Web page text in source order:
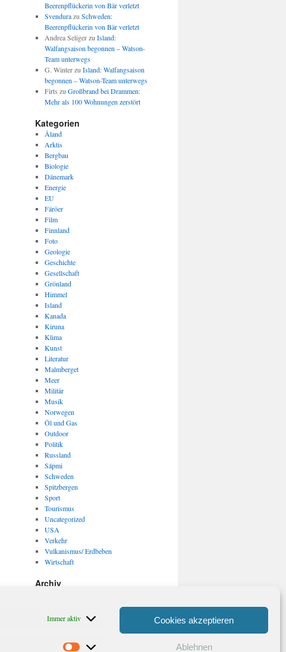
Immer aktiv Cookies akzeptieren
Ablehnen
Beerenpflückerin von Bär verletzt
Svendurazu Schweden:
Beerenpflückerin von Bär verletzt
Andrea Seligerzu Island:
Walfangsaison begonnen – Watson-
Team unterwegs
G. Winterzu Island: Walfangsaison
begonnen – Watson-Team unterwegs
Firts zu Großbrand bei Drammen:
Mehr als 100 Wohnungen zerstört
Kategorien
Åland
Arktis
Bergbau
Biologie
Dänemark
Energie
EU
Färöer
Film
Finnland
Foto
Geologie
Geschichte
Gesellschaft
Grönland
Himmel
Island
Kanada
Kiruna
Klima
Kunst
Literatur
Malmberget
Meer
Militär
Musik
Norwegen
Öl und Gas
Outdoor
Politik
Russland
Sápmi
Schweden
Spitzbergen
Sport
Tourismus
Uncategorized
USA
Verkehr
Vulkanismus/ Erdbeben
Wirtschaft
Archiv